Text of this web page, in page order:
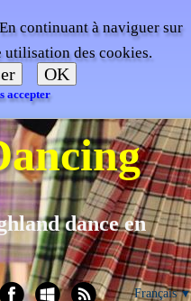
continuant à naviguer sur
utilisation des cookies.
OK
accepter
dance en
Français▼